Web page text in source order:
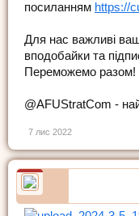
посиланням https://
Для нас важливі
вподобайки та
Переможемо разом!
@AFUStratCom -
7 лис 2022